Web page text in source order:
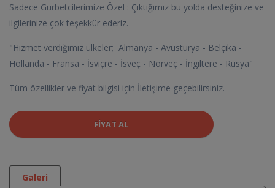
Sadece Gurbetcilerimize Özel : Çıktığımız bu yolda desteğinize ve
ilgilerinize çok teşekkür ederiz.
"Hizmet verdiğimiz ülkeler; Almanya - Avusturya - Belçika -
Hollanda - Fransa - İsviçre - İsveç - Norveç - İngiltere - Rusya"
Tüm özellikler ve fiyat bilgisi için İletişime geçebilirsiniz.
FIYAT AL
Galeri